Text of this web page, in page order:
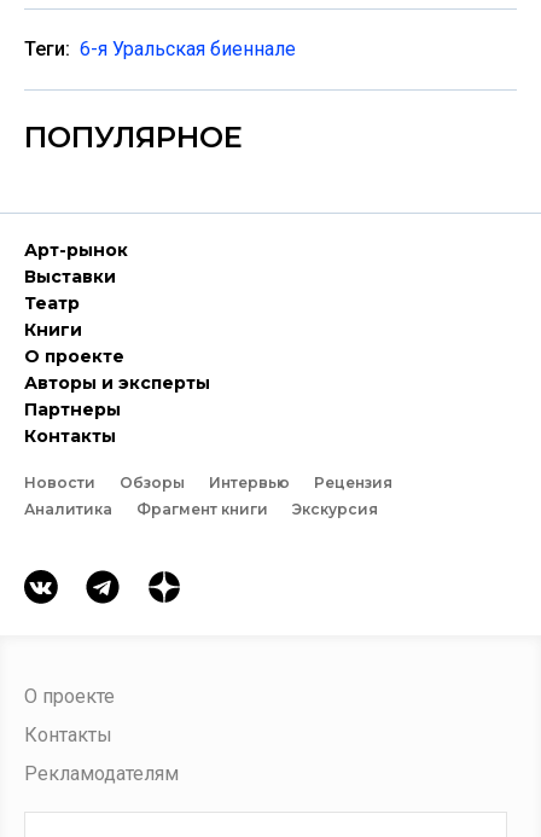
Теги: 6-я Уральская биеннале
ПОПУЛЯРНОЕ
Арт-рынок
Выставки
Театр
Книги
О проекте
Авторы и эксперты
Партнеры
Контакты
Новости Обзоры Интервью
Рецензия
Аналитика
Фрагмент книги Экскурсия
О проекте
Контакты
Рекламодателям